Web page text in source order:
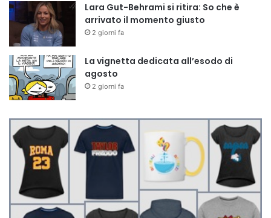
Lara Gut-Behrami si ritira: So che è
arrivato il momento giusto
2 giorni fa
La vignetta dedicata all’esodo di
agosto
2 giorni fa